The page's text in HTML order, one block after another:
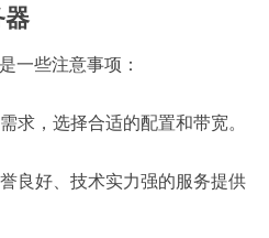
器
一些注意事项：
求，选择合适的配置和带宽。
誉良好、技术实力强的服务提供